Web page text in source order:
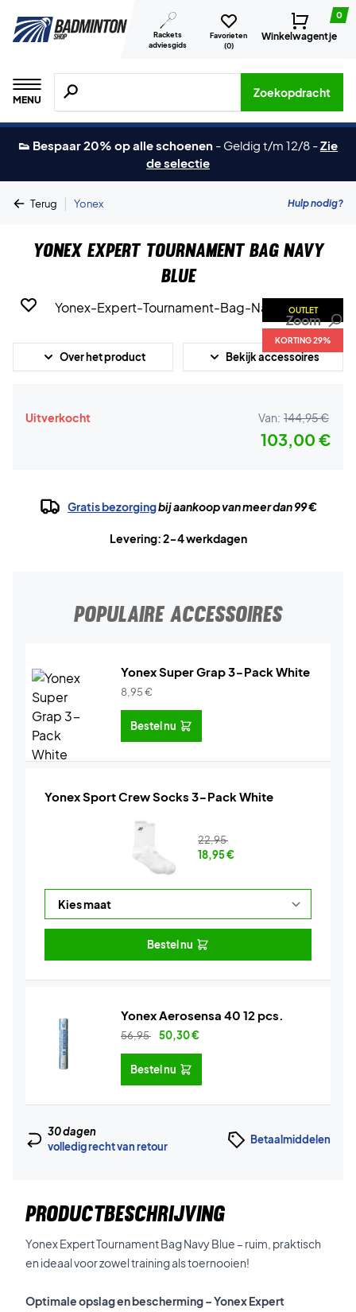
Rackets
adviesgids
Favorieten
(0)
0
Winkelwagentje
MENU
Zoeken naar producten, merken etc.
Zoekopdracht
👟 Bespaar 20% op alle schoenen - Geldig t/m 12/8 -Zie
de selectie
Terug | Yonex Hulp nodig?
Yonex Expert Tournament Bag Navy
Blue
OUTLET
KORTING 29%
Zoom
Over het product Bekijk accessoires
Uitverkocht Van: 144,95 €
103,00 €
Gratis bezorgingbij aankoop van meer dan 99 €
Levering: 2-4 werkdagen
POPULAIRE ACCESSOIRES
Yonex Super Grap 3-Pack White
8,95€
Bestel nu
Yonex Sport Crew Socks 3-Pack White
22,95
18,95€
Bestel nu
Yonex Aerosensa 40 12 pcs.
56,95 50,30€
Bestel nu
30 dagen
volledig recht van retour
Betaalmiddelen
PRODUCTBESCHRIJVING
Yonex Expert Tournament Bag Navy Blue – ruim, praktisch
en ideaal voor zowel training als toernooien!
Optimale opslag en bescherming – Yonex Expert